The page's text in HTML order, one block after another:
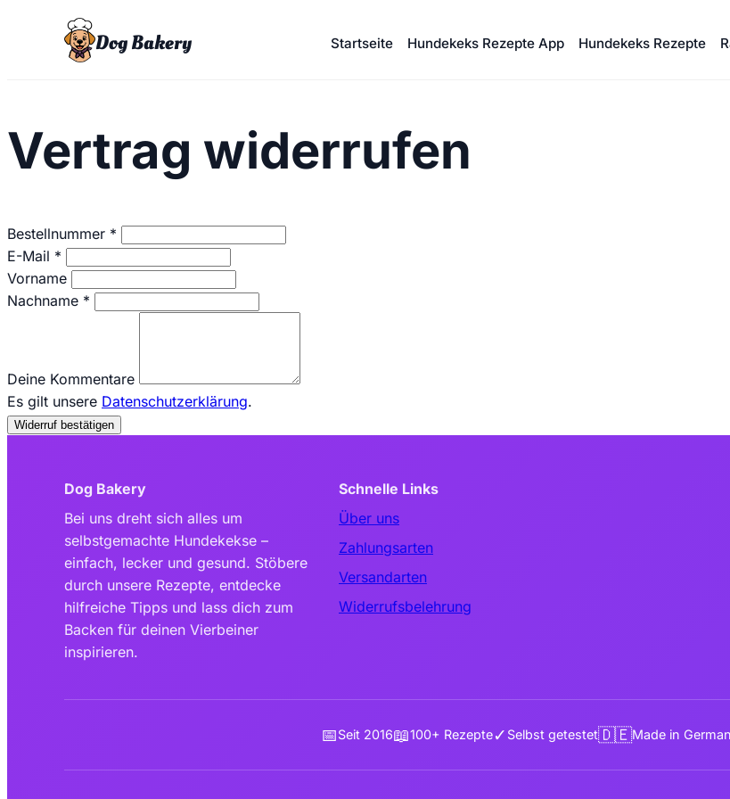
Dog Bakery Startseite Hundekeks Rezepte App Hundekeks Rezepte
Vertrag widerrufen
Bestellnummer * erforderlich
E-Mail * erforderlich
Vorname
Nachname * erforderlich
Deine Kommentare
Es gilt unsere Datenschutzerklärung.
Widerruf bestätigen
Dog Bakery
Bei uns dreht sich alles um
selbstgemachte Hundekekse –
einfach, lecker und gesund. Stöbere
durch unsere Rezepte, entdecke
hilfreiche Tipps und lass dich zum
Backen für deinen Vierbeiner
inspirieren.
Schnelle Links
Über uns
Zahlungsarten
Versandarten
Widerrufsbelehrung
📅Seit 2016📖100+ Rezepte✓ Selbst getestet🇩🇪Made in